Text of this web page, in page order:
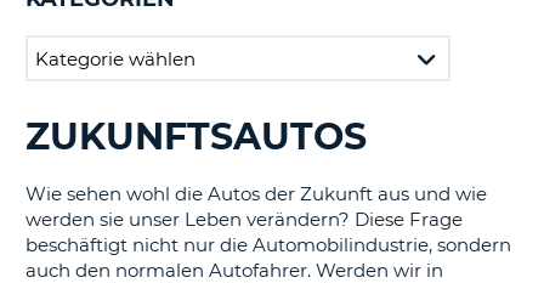
DURCHSUCHE
BLOGS......
ZUKUNFTSAUTOS
Wie sehen wohl die Autos der Zukunft aus und wie
werden sie unser Leben verändern? Diese Frage
beschäftigt nicht nur die Automobilindustrie, sondern
auch den normalen Autofahrer. Werden wir in